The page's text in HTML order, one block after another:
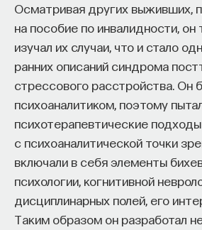
Осматривая других выживших,
на пособие по инвалидности,
изучал их случаи, что и стало
ранних описаний синдрома
стрессового расстройства. Он
психоаналитиком, поэтому
психотерапевтические подходы
с психоаналитической точки
включали в себя элементы
психологии, когнитивной
дисциплинарных полей, его
Таким образом он разработал